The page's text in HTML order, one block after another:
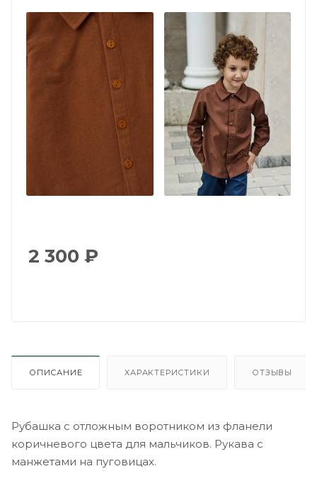
2 300 ₽
ОПИСАНИЕ ХАРАКТЕРИСТИКИ ОТЗЫВЫ
Рубашка с отложным воротником из фланели
коричневого цвета для мальчиков. Рукава с
манжетами на пуговицах.